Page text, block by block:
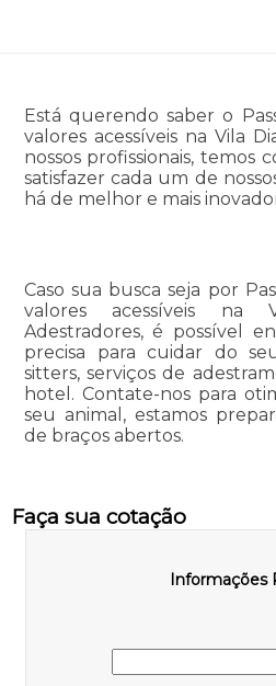
Está querendo saber o
valores acessíveis na Vila
nossos profissionais, temos
satisfazer cada um de
há de melhor e mais
Caso sua busca seja por
valores acessíveis na
Adestradores, é possível
precisa para cuidar do
sitters, serviços de
hotel. Contate-nos para
seu animal, estamos
de braços abertos.
Faça sua cotação
Informações